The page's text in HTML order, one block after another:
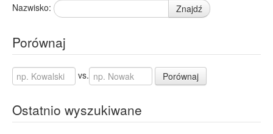
Nazwisko: Znajdź
Porównaj
vs. Porównaj
Ostatnio wyszukiwane